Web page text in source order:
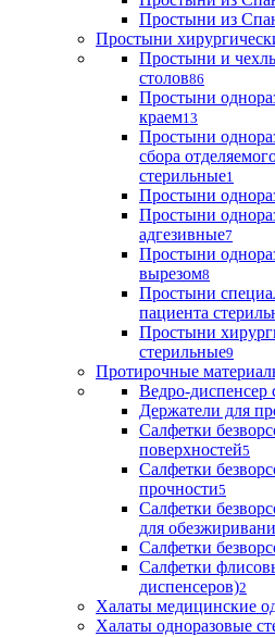
Простыни из
Простыни
Простыни и
столов86
Простыни
краем13
Простыни
сбора
стерильные1
Простыни
Простыни
адгезивные7
Простыни
вырезом8
Простыни
пациента
Простыни
стерильные9
Протирочные
Ведро-диспенсер
Держатели для
Салфетки
поверхностей5
Салфетки
прочности5
Салфетки
для
Салфетки
Салфетки
диспенсеров)2
Халаты медицинские
Халаты одноразовые